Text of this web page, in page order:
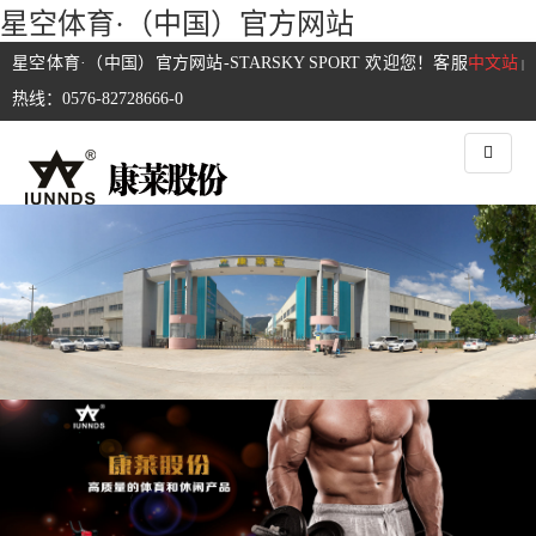
星空体育·（中国）官方网站
中文站 |
星空体育·（中国）官方网站-STARSKY SPORT 欢迎您！客服
热线：0576-82728666-0